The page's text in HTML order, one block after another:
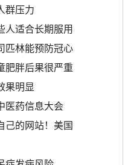
群压力
人适合长期服用
匹林能预防冠心
肥胖后果很严重
果明显
医药信息大会
己的网站！美国